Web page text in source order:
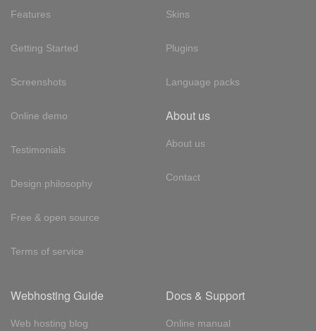
Features
Getting Started
Screenshots
Online demo
Testimonials
Design philosophy
Free & open source
Terms of service
Skins
Plugins
Language packs
About us
About us
Contact
Webhosting Guide
Web hosting blog
Docs & Support
Online manual